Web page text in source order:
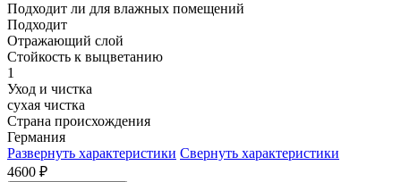
Подходит ли для влажных помещений
Подходит
Отражающий слой
Стойкость к выцветанию
1
Уход и чистка
сухая чистка
Страна происхождения
Германия
Развернуть характеристики Свернуть характеристики
4600 ₽